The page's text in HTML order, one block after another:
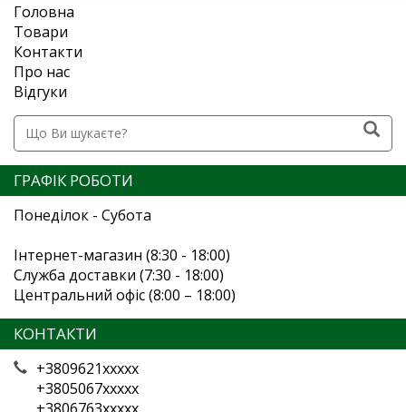
Головна
Товари
Контакти
Про нас
Відгуки
ГРАФІК РОБОТИ
Понеділок - Субота
Інтернет-магазин (8:30 - 18:00)
Служба доставки (7:30 - 18:00)
Центральний офіс (8:00 – 18:00)
КОНТАКТИ
+3809621xxxxx
+3805067xxxxx
+3806763xxxxx